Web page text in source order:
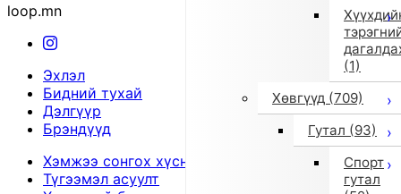
(1)
Хөвгүүд (709)
Гутал (93)
Спорт
гутал
loop.mn
Эхлэл
Бидний тухай
Дэлгүүр
Брэндүүд
Хэмжээ сонгох хүснэгт
Түгээмэл асуулт